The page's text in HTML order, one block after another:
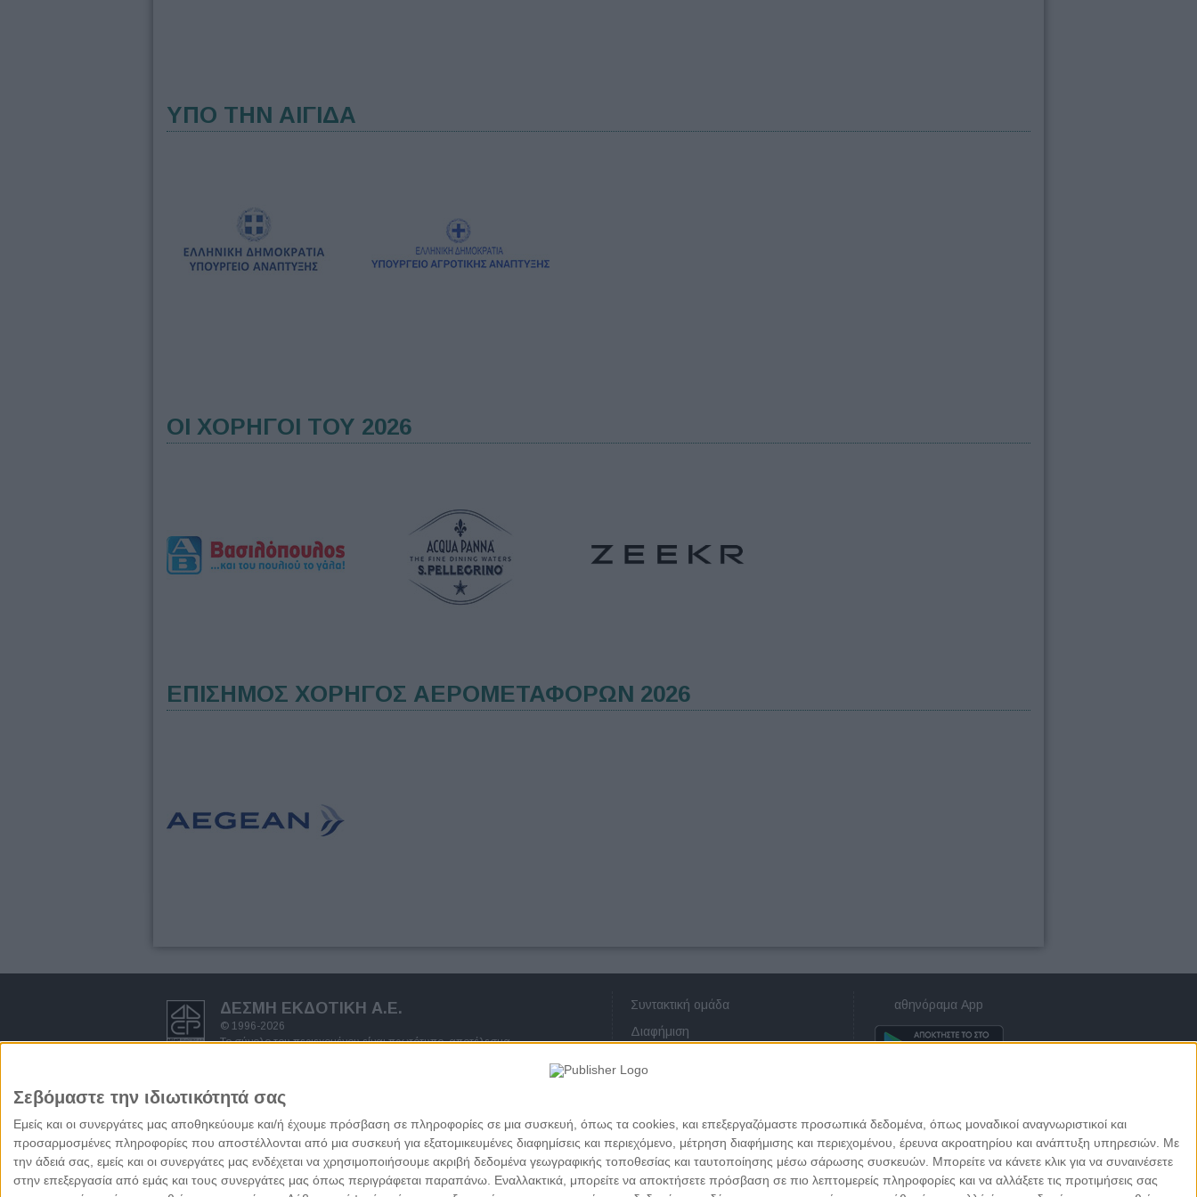
Σεβόμαστε την ιδιωτικότητά σας
Εμείς και οι συνεργάτες μας αποθηκεύουμε και/ή έχουμε πρόσβαση σε πληροφορίες σε μια συσκευή, όπως τα cookies, και επεξεργαζόμαστε προσωπικά δεδομένα, όπως μοναδικοί αναγνωριστικοί και
προσαρμοσμένες πληροφορίες που αποστέλλονται από μια συσκευή για εξατομικευμένες διαφημίσεις και περιεχόμενο, μέτρηση διαφήμισης και περιεχομένου, έρευνα ακροατηρίου και ανάπτυξη υπηρεσιών. Με
την άδειά σας, εμείς και οι συνεργάτες μας ενδέχεται να χρησιμοποιήσουμε ακριβή δεδομένα γεωγραφικής τοποθεσίας και ταυτοποίησης μέσω σάρωσης συσκευών. Μπορείτε να κάνετε κλικ για να συναινέσετε
στην επεξεργασία από εμάς και τους συνεργάτες μας όπως περιγράφεται παραπάνω. Εναλλακτικά, μπορείτε να αποκτήσετε πρόσβαση σε πιο λεπτομερείς πληροφορίες και να αλλάξετε τις προτιμήσεις σας
ΥΠΟ ΤΗΝ ΑΙΓΙΔΑ
ΟΙ ΧΟΡΗΓΟΙ ΤΟΥ 2026
ΕΠΙΣΗΜΟΣ ΧΟΡΗΓΟΣ ΑΕΡΟΜΕΤΑΦΟΡΩΝ 2026
ΔΕΣΜΗ ΕΚΔΟΤΙΚΗ A.E.
© 1996-2026
Το σύνολο του περιεχομένου είναι πρωτότυπο, αποτέλεσμα
Απαγορεύεται η αντιγραφή ολόκληρου ή μέρους αυτού χωρίς προηγούμενη
γραπτή άδεια του Εκδότη.
Όροι χρήσης - πολιτική προστασίας προσωπικών δεδομένων
Συντακτική ομάδα
Διαφήμιση
αθηνόραμα App